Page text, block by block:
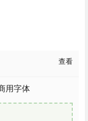
查看
用字体